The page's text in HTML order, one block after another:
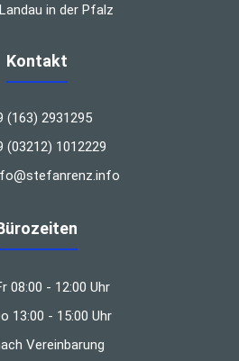
in der Pfalz
Kontakt
(163) 2931295
(03212) 1012229
08:00 - 12:00 Uhr
13:00 - 15:00 Uhr
Vereinbarung